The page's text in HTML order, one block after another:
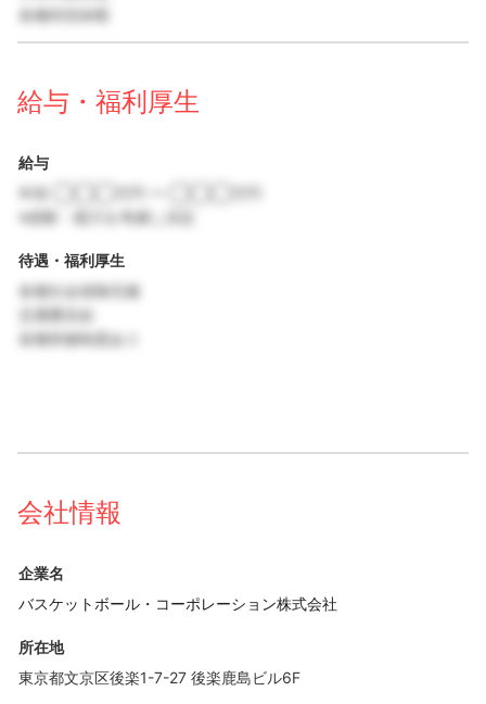
各種特別休暇
給与・福利厚生
給与
※経験・能力を考慮し決定
待遇・福利厚生
各種社会保険完備
交通費支給
各種研修制度あり
会社情報
企業名
バスケットボール・コーポレーション株式会社
所在地
東京都文京区後楽1-7-27 後楽鹿島ビル6F